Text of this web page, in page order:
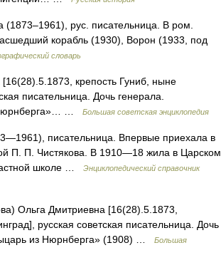
рус. писательница. В ром.
корабль (1930), Ворон (1933, под
словарь
крепость Гуниб, ныне
писательница. Дочь генерала.
Нюрнберга»… …
Большая советская энциклопедия
писательница. Впервые приехала в
П. П. Чистякова. В 1910—18 жила в Царском
школе …
Энциклопедический справочник
Ольга Дмитриевна [16(28).5.1873,
русская советская писательница. Дочь
из Нюрнберга» (1908) …
Большая